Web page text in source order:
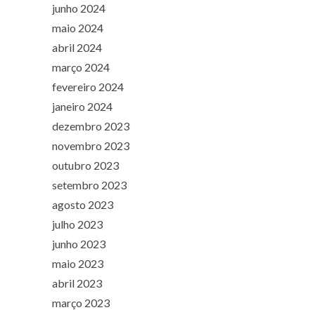
junho 2024
maio 2024
abril 2024
março 2024
fevereiro 2024
janeiro 2024
dezembro 2023
novembro 2023
outubro 2023
setembro 2023
agosto 2023
julho 2023
junho 2023
maio 2023
abril 2023
março 2023